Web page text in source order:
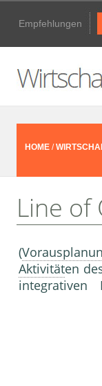
Empfehlungen
HOME /
Line of
(
Aktivitäten
integrativen